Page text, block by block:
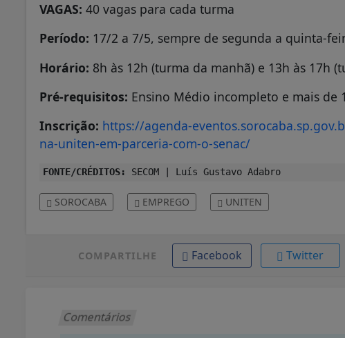
VAGAS: 40 vagas para cada turma
Período: 17/2 a 7/5, sempre de segunda a quinta-
Horário: 8h às 12h (turma da manhã) e 13h às 17h
Pré-requisitos: Ensino Médio incompleto e mais de
Inscrição: https://agenda-
na-uniten-em-parceria-com-o-senac/
FONTE/CRÉDITOS: SECOM | Luís Gustavo Adabro
SOROCABA EMPREGO UNITEN
COMPARTILHE Facebook Twitter
Comentários